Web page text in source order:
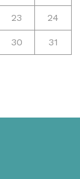
23 24
30 31